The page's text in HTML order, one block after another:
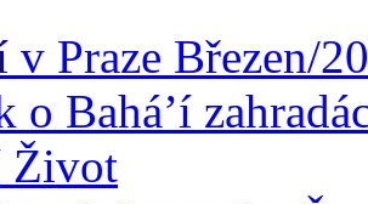
v Praze Březen/
o Bahá’í
Život